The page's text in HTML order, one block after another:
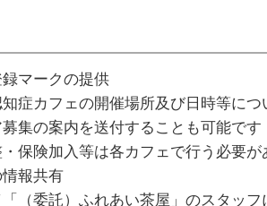
マークの提供
症カフェの開催場所及び日時等につ
集の案内を送付することも可能です
保険加入等は各カフェで行う必要が
報共有
（委託）ふれあい茶屋」のスタッフ